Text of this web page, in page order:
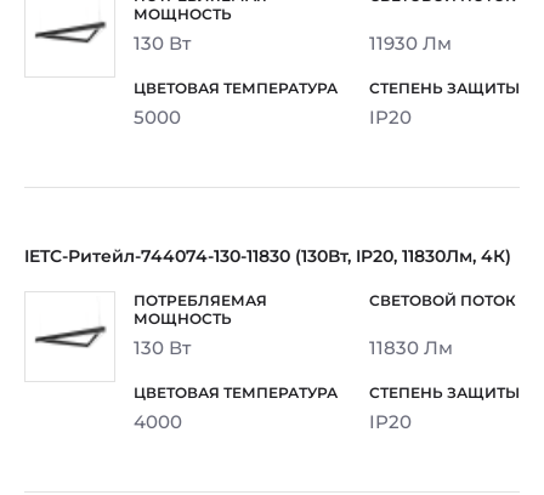
130 Вт 11930 Лм
5000 IP20
IETC-Ритейл-744074-130-11830 (130Вт, IP20, 11830Лм, 4К)
130 Вт 11830 Лм
4000 IP20